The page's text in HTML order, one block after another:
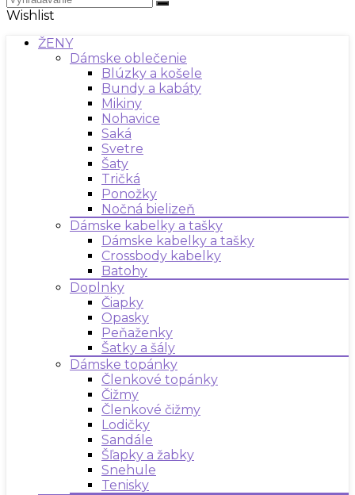
Wishlist
ŽENY
Dámske oblečenie
Blúzky a košele
Bundy a kabáty
Mikiny
Nohavice
Saká
Svetre
Šaty
Tričká
Ponožky
Nočná bielizeň
Dámske kabelky a tašky
Dámske kabelky a tašky
Crossbody kabelky
Batohy
Doplnky
Čiapky
Opasky
Peňaženky
Šatky a šály
Dámske topánky
Členkové topánky
Čižmy
Členkové čižmy
Lodičky
Sandále
Šľapky a žabky
Snehule
Tenisky